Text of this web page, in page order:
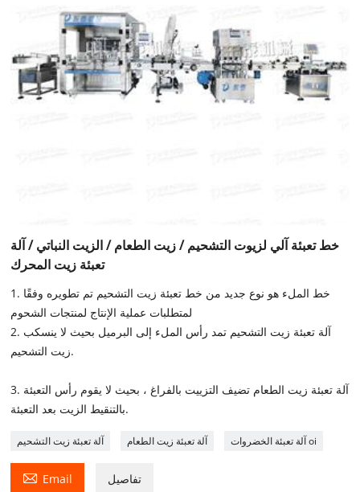
خط تعبئة آلي لزيوت التشحيم / زيت الطعام / الزيت النباتي / آلة
تعبئة زيت المحرك
1. خط الملء هو نوع جديد من خط تعبئة زيت التشحيم تم تطويره وفقًا
لمتطلبات عملية الإنتاج لمنتجات الشحوم
2. آلة تعبئة زيت التشحيم تمد رأس الملء إلى البرميل بحيث لا ينسكب
زيت التشحيم.
3. آلة تعبئة زيت الطعام تضيف التزييت بالفراغ ، بحيث لا يقوم رأس التعبئة
بالتنقيط الزيت بعد التعبئة.
آلة تعبئة زيت التشحيم آلة تعبئة زيت الطعام آلة تعبئة الخضروات oi
 Email تفاصيل